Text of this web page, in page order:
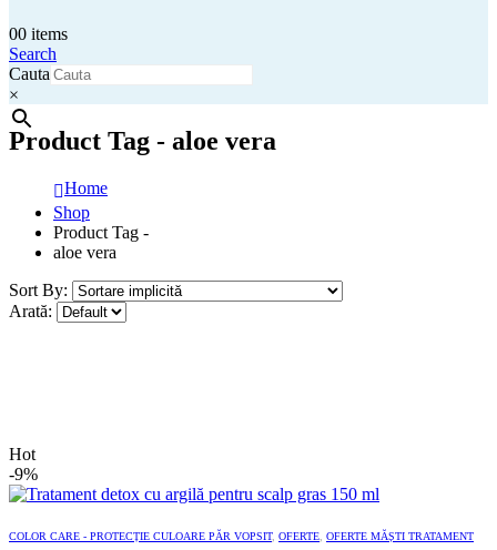
00 items
Search
Cauta
×
Product Tag - aloe vera
Home
Shop
Product Tag -
aloe vera
Sort By:
Arată:
Hot
-9%
COLOR CARE - PROTECȚIE CULOARE PĂR VOPSIT, OFERTE OFERTE MĂȘTI TRATAMENT